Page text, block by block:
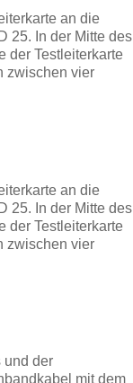
an die
25. In der Mitte des
der Testleiterkarte
zwischen vier
an die
25. In der Mitte des
der Testleiterkarte
zwischen vier
und der
mit dem